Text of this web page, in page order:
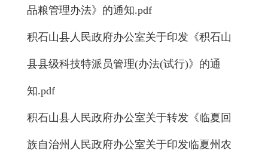
品粮管理办法》的通知.pdf
积石山县人民政府办公室关于印发《积石山
县县级科技特派员管理(办法(试行)》的通
知.pdf
积石山县人民政府办公室关于转发《临夏回
族自治州人民政府办公室关于印发临夏州农